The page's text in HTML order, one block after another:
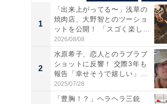
1
「出来上がってる〜」浅草の
焼肉店、大野智とのツーショ
ットを公開！ 「スゴく楽し
そ...
2026/08/08
2
水原希子、恋人とのラブラブ
ショットに反響！ 交際3年も
報告「幸せそうで嬉しい」
「...
2025/07/28
「豊胸！？」ヘラヘラ三銃